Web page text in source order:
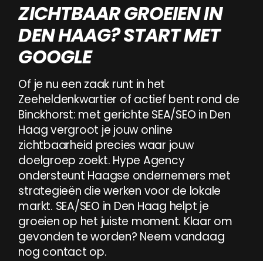
ZICHTBAAR GROEIEN IN
DEN HAAG? START MET
GOOGLE
Of je nu een zaak runt in het Zeeheldenkwartier
Of je nu een zaak runt in het
Zeeheldenkwartier of actief bent rond de
Binckhorst: met gerichte SEA/SEO in Den
Haagvergroot je jouw online
zichtbaarheid precies waar jouw
doelgroep zoekt. Hype Agency
ondersteunt Haagse ondernemers met
strategieën die werken voor de lokale
markt. SEA/SEO in Den Haag helpt je
groeien op het juiste moment. Klaar om
gevonden te worden? Neemvandaag
nog contact op.